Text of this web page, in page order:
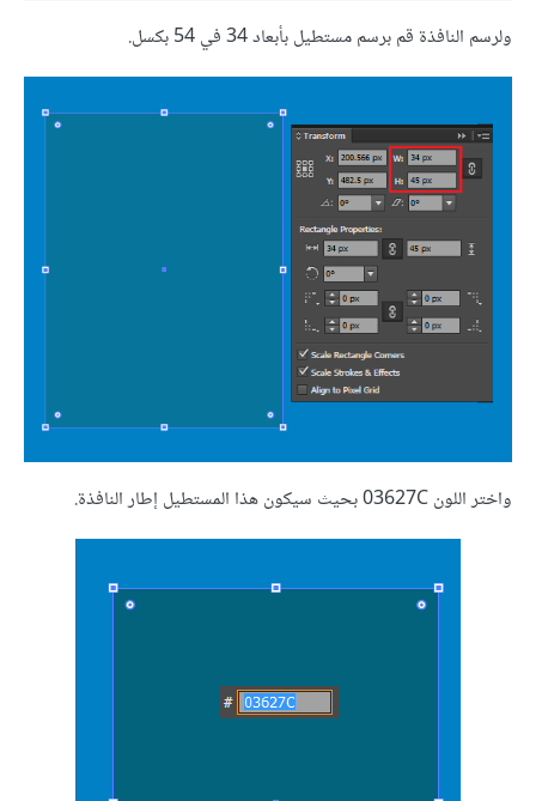
ولرسم النافذة قم برسم مستطيل بأبعاد 34 في 54 بكسل.
واختر اللون 03627C بحيث سيكون هذا المستطيل إطار النافذة.